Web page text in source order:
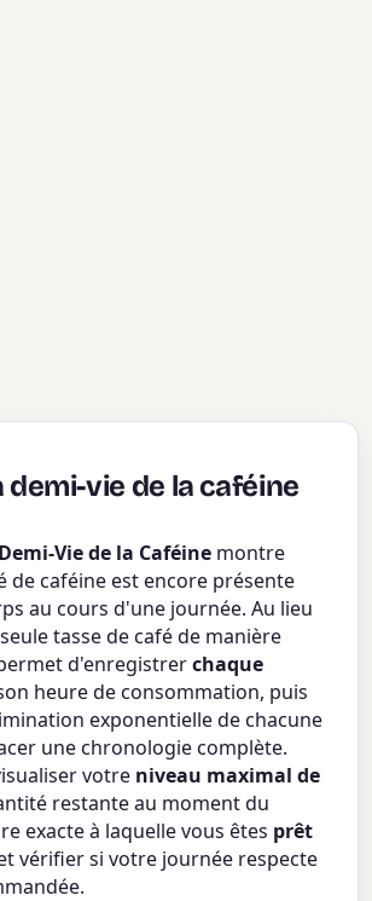
demi-vie de la caféine
Vie de la Caféine montre
de caféine est encore présente
au cours d'une journée. Au lieu
tasse de café de manière
d'enregistrerchaque
heure de consommation, puis
exponentielle de chacune
une chronologie complète.
votre niveau maximal de
restante au moment du
exacte à laquelle vous êtes prêt
vérifier si votre journée respecte